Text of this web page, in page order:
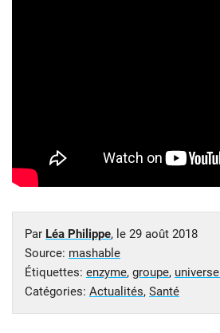
Par Léa Philippe, le 29 août 2018
Source: mashable
Étiquettes: enzyme, groupe, universel
Catégories: Actualités, Santé